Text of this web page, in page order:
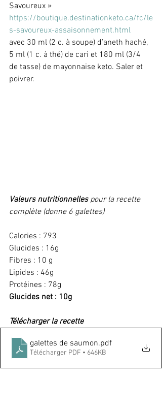
Savoureux »
https://boutique.destinationketo.ca/fc/le
s-savoureux-assaisonnement.html
avec 30 ml (2 c. à soupe) d’aneth haché,
5 ml (1 c. à thé) de cari et 180 ml (3/4
de tasse) de mayonnaise keto. Saler et
poivrer.
Valeurs nutritionnelles pour la recette
complète (donne 6 galettes)
Calories : 793
Glucides : 16g
Fibres : 10 g
Lipides : 46g
Protéines : 78g
Glucides net : 10g
Télécharger la recette
galettes de saumon.pdf
Télécharger PDF • 646KB